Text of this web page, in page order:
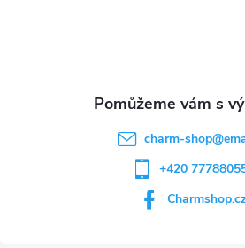
charm-shop@
+420